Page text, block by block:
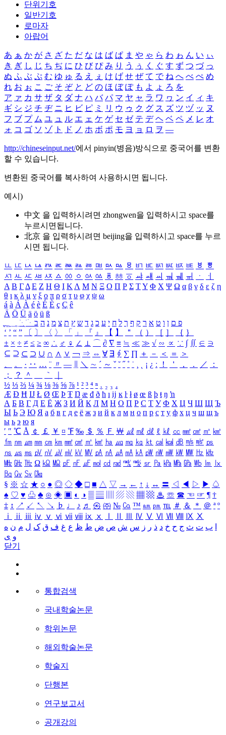
단위기호
일반기호
로마자
아랍어
あ ぁ か が さ ざ た だ な は ば ぱ ま や ゃ ら わ ゎ ん い ぃ
き ぎ し じ ち ぢ に ひ び ぴ み り う ぅ く ぐ す ず つ づ っ
ぬ ふ ぶ ぷ む ゆ ゅ る え ぇ け げ せ ぜ て で ね へ べ ぺ め
れ お ぉ こ ご そ ぞ と ど の ほ ぼ ぽ も よ ょ ろ を
ア ァ カ サ ザ タ ダ ナ ハ バ パ マ ヤ ャ ラ ワ ヮ ン イ ィ キ
ギ シ ジ チ ヂ ニ ヒ ビ ピ ミ リ ウ ゥ ク グ ス ズ ツ ヅ ッ ヌ
フ ブ プ ム ユ ュ ル エ ェ ケ ゲ セ ゼ テ デ ヘ ベ ペ メ レ オ
ォ コ ゴ ソ ゾ ト ド ノ ホ ボ ポ モ ヨ ョ ロ ヲ ―
http://chineseinput.net/에서 pinyin(병음)방식으로 중국어를 변환
할 수 있습니다.
변환된 중국어를 복사하여 사용하시면 됩니다.
예시)
中文 을 입력하시려면 zhongwen을 입력하시고 space를
누르시면됩니다.
北京 을 입력하시려면 beijing을 입력하시고 space를 누르
시면 됩니다.
ㅥ ㅦ ㅧ ㅨ ㅩ ㅪ ㅫ ㅬ ㅭ ㅮ ㅯ ㅰ ㅱ ㅲ ㅳ ㅴ ㅵ ㅶ ㅷ ㅸ
ㅹ
ㅺ ㅻ ㅼ ㅽ ㅾ ㅿ ㆀ ㆁ ㆂ ㆃ ㆄ ㆅ ㆆ ㆇ ㆈ ㆉ ㆊ ㆋ ㆌ ㆍ
ㆎ
Α Β ΓΔ Ε Ζ Η Θ Ι ΚΛ Μ Ν Ξ Ο Π Ρ Σ ΤΥ Φ Χ Ψ Ω α β γ δ ε ζ η
θ ι κ λ μ ν ξ ο π ρ σ τ υ φ χ ψ ω
á à Á À é è É È ç Ç ê
Ä Ö Ü ä ö ü ß
ִֶֹ ֻּ ׁׂ פ ם ן ו ט א ר ק ף ך ל ח י ע כ ג ד ש ץ ת צ מ נ ה ב
‘ ’ “ ” 〔 〕 〈 〉 「 」 『 』 【 】 ＂ （ ） ［ ］ ｛ ｝
± × ÷ ≠ ≤ ≥ ∞ ∴ ♂ ♀ ∠ ⊥ ⌒ ∂ ∇ ≡ ≒ ≪ ≫ √ ∽ ∝ ∵ ∫ ∬ ∈ ∋
⊆ ⊇ ⊂ ⊃ ∪ ∩ ∧ ∨ ￢ ⇒ ⇔ ∀ ∃ ∮ ∑ ∏ ＋ － ＜ ＝
＞
、
。 · ‥ … ¨ 〃 ― ＼ ∼ ´ ～ ˇ ˘ ˝ ˚ ˙ ¸ ¡ ¿ ː ！ ＇ ， ． ／
：
；
？ ＾ ｀
½ ⅓ ⅔ ¼ ¾ ⅛ ⅜ ⅝ ⅞ ¹ ² ³ ⁴ ⁿ ₁ ₂ ₃ ₄
Æ Ð Ħ Ĳ Ł Ø Œ Þ Ŧ Ŋ æ đ ð ħ ı ĳ ĸ ŀ ł ø œ ß þ ŧ ŋ ŉ
А Б В Г Д Е Ё Ж З И Й К Л М Н О П Р С Т У Ф Х Ц Ч Ш Щ Ъ
Ы Ь Э Ю Я а б в г д е ё ж з и й к л м н о п р с т у ф х ц ч ш щ ъ
ы ь э ю я
′ ″ ℃ Å ￠ ￡ ￥ ¤ ℉ ‰ ＄ ％ Ｆ ￦ ㎕ ㎖ ㎗ ℓ ㎘ ㏄ ㎣ ㎤ ㎥ ㎦
㎙ ㎚ ㎛ ㎜ ㎝ ㎞ ㎟ ㎠ ㎡ ㎢ ㏊ ㎍ ㎎ ㎏ ㏏ ㎈ ㎉ ㏈ ㎧ ㎨ ㎰
㎱ ㎲ ㎳ ㎴ ㎵ ㎶ ㎷ ㎸ ㎹ ㎀ ㎁ ㎂ ㎃ ㎄ ㎺ ㎻ ㎽ ㎾ ㎿ ㎐ ㎑
㎒ ㎓ ㎔ Ω ㏀ ㏁ ㎊ ㎋ ㎌ ㏖ ㏅ ㎭ ㎮ ㎯ ㏛ ㎩ ㎪ ㎫ ㎬ ㏝ ㏐
㏓
㏃ ㏉ ㏜ ㏆
§ ※ ☆ ★ ○ ● ◎ ◇ ◆ □ ■ △ ▽ → ← ↑ ↓ ↔ 〓 ◁ ◀ ▷ ▶ ♤
♠ ♡ ♥ ♧ ♣ ⊙ ◈ ▣ ◐ ◑ ▒ ▤ ▨ ▧ ▦ ▩ ♨ ☏ ☎ ☜ ☞ ¶ †
‡ ↕ ↗ ↙ ↖ ↘ ♭ ♩ ♪ ♬ ㉿ ㈜ № ㏇ ™ ㏂ ㏘ ℡ ＃ ＆ ＊ ＠ ª º
ⅰ
ⅱ ⅲ ⅳ ⅴ ⅵ ⅶ ⅷ ⅸ ⅹ Ⅳ Ⅴ Ⅵ Ⅶ Ⅷ Ⅸ Ⅹ
ب ت ث ج ح خ د ذ ر ز س ش ص ض ط ظ ع غ ف ق ک ل م ن ه
و ی
닫기
통합검색
국내학술논문
학위논문
해외학술논문
학술지
단행본
연구보고서
공개강의